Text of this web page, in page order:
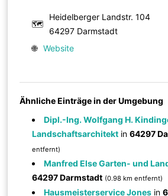
🗺
Heidelberger Landstr. 104
64297 Darmstadt
🌐 Website
Ähnliche Einträge in der Umgebung
Dipl.-Ing. Wolfgang H.
Landschaftsarchitekt in64297
entfernt)
Manfred Else Garten- und
64297 Darmstadt (0.98 km entfernt)
Hausmeisterservice Jones in